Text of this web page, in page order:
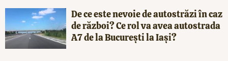
De ce este nevoie de autostrăzi în caz
de război? Ce rol va avea autostrada
A7 de la București la Iași?